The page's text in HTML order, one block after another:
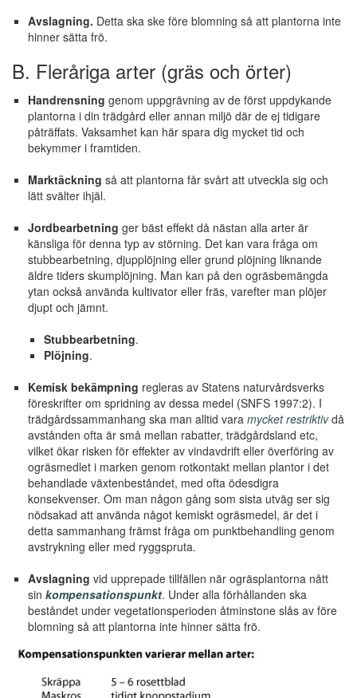
Avslagning. Detta ska ske före blomning så att plantorna inte
hinner sätta frö.
B. Fleråriga arter (gräs och örter)
Handrensning genom uppgrävning av de först uppdykande
plantorna i din trädgård eller annan miljö där de ej tidigare
påträffats. Vaksamhet kan här spara dig mycket tid och
bekymmer i framtiden.
Marktäckning så att plantorna får svårt att utveckla sig och
lätt svälter ihjäl.
Jordbearbetning ger bäst effekt då nästan alla arter är
känsliga för denna typ av störning. Det kan vara fråga om
stubbearbetning, djupplöjning eller grund plöjning liknande
äldre tiders skumplöjning. Man kan på den ogräsbemängda
ytan också använda kultivator eller fräs, varefter man plöjer
djupt och jämnt.
Stubbearbetning.
Plöjning.
Kemisk bekämpning regleras av Statens naturvårdsverks
föreskrifter om spridning av dessa medel (SNFS 1997:2). I
trädgårdssammanhang ska man alltid vara mycket restriktivdå
avstånden ofta är små mellan rabatter, trädgårdsland etc,
vilket ökar risken för effekter av vindavdrift eller överföring av
ogräsmedlet i marken genom rotkontakt mellan plantor i det
behandlade växtenbeståndet, med ofta ödesdigra
konsekvenser. Om man någon gång som sista utväg ser sig
nödsakad att använda något kemiskt ogräsmedel, är det i
detta sammanhang främst fråga om punktbehandling genom
avstrykning eller med ryggspruta.
Avslagning vid upprepade tillfällen när ogräsplantorna nått
sin kompensationspunkt. Under alla förhållanden ska
beståndet under vegetationsperioden åtminstone slås av före
blomning så att plantorna inte hinner sätta frö.